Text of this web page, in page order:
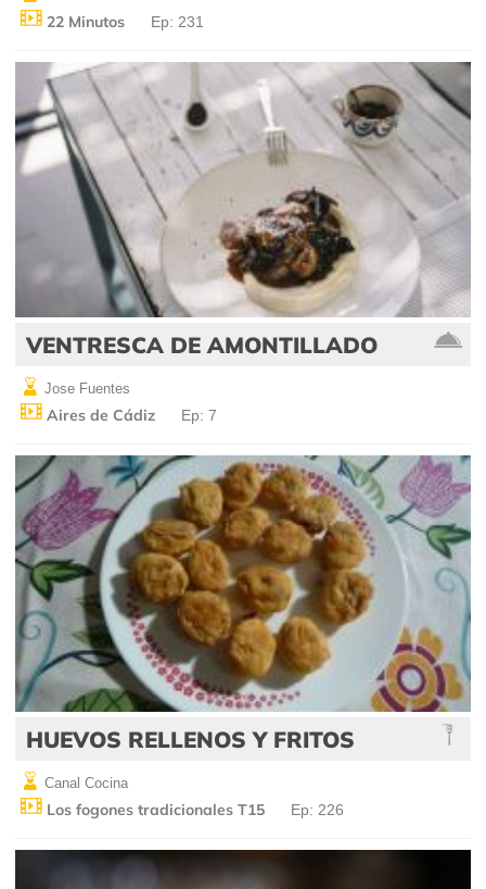
22 Minutos Ep: 231
VENTRESCA DE AMONTILLADO
Jose Fuentes
Aires de Cádiz Ep: 7
HUEVOS RELLENOS Y FRITOS
Canal Cocina
Los fogones tradicionales T15 Ep: 226